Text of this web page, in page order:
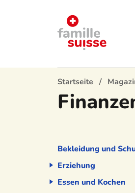
Startseite
Bekleidung und
Erziehung
Essen und Kochen